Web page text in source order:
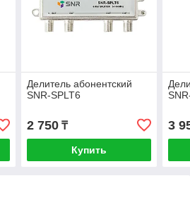
Делитель абонентский
SNR-SPLT6
2 750₸
Купить
3